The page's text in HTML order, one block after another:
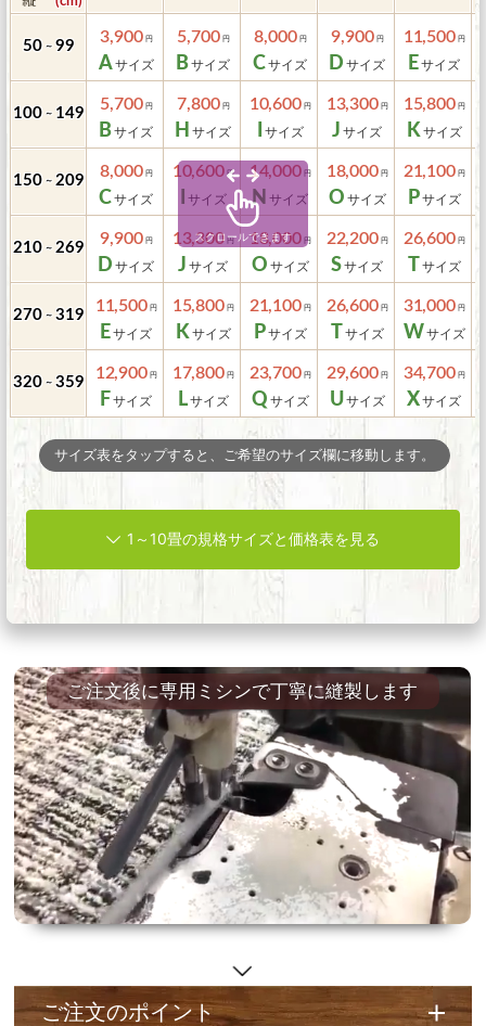
50 ～ 99
3,900
A
5,700
B
8,000
C
9,900
D
11,500
E
100 ～ 149
5,700
B
7,800
H
10,600 13,300
J
15,800
K
150 ～ 209
8,000
C
10,600 14,000
N
18,000
O
21,100
P
210 ～ 269
9,900
D
13,300
J
18,000
O
22,200
S
26,600
270 ～ 319
11,500
E
15,800
K
21,100
P
26,600 31,000
W
320 ～ 359
12,900
F
17,800
L
23,700
Q
29,600
U
34,700
X
サイズ表をタップすると、ご希望のサイズ欄に移動します。
1～10畳の規格サイズと価格表を見る
ご注文後に専用ミシンで丁寧に縫製します
ご注文のポイント